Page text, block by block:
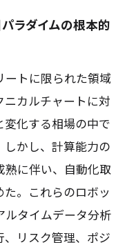
ラダイムの根本的
ートに限られた領域
カルチャートに対
化する相場の中で
かし、計算能力の
熟に伴い、自動化取
。これらのロボッ
ルタイムデータ分析
リスク管理、ポジ